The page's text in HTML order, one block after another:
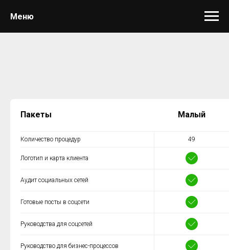
Меню
Пакеты Малый
Количество процедур 49
Логотип и карта клиента
Аудит социальных сетей
Готовые посты в соцсети
Руководства для соцсетей
Руководство для бизнес-процессов